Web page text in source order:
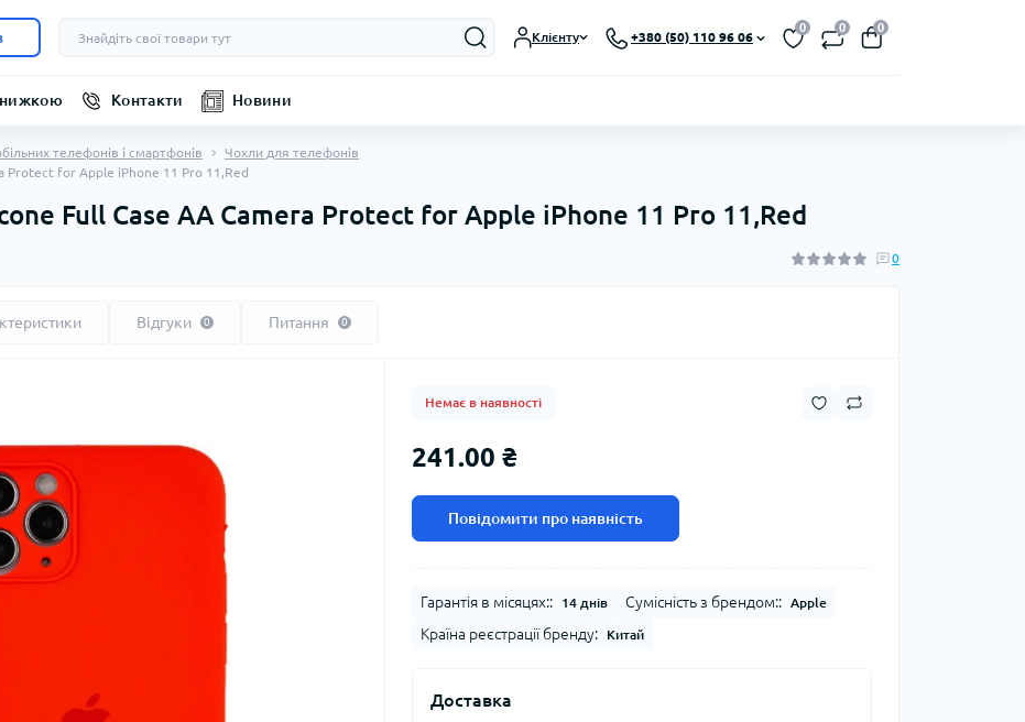
Клієнту +380 (50) 110 96 06
0 0 0
Контакти Новини
телефонів і смартфонів
Чохли для телефонів
Protect for Apple iPhone 11 Pro 11,Red
Full Case AA Camera Protect for Apple iPhone 11 Pro 11,Red
0
Відгуки 0 Питання 0
Немає в наявності
241.00 ₴
Повідомити про наявність
Гарантія в місяцях:: 14 днів Сумісність з брендом:: Apple
Країна реєстрації бренду: Китай
Доставка